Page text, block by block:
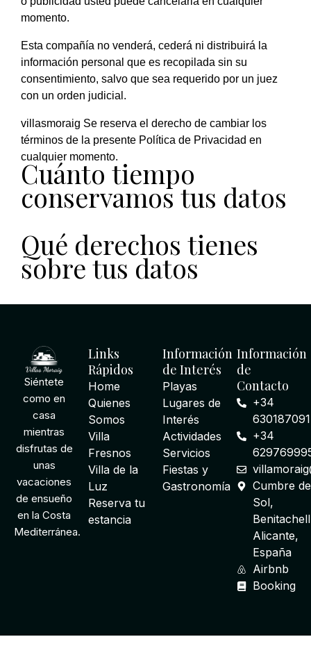
momento.
Esta compañía no venderá, cederá ni distribuirá la
información personal que es recopilada sin su
consentimiento, salvo que sea requerido por un juez
con un orden judicial.
villasmoraig Se reserva el derecho de cambiar los
términos de la presente Política de Privacidad en
cualquier momento.
Cuánto tiempo
conservamos tus datos
Qué derechos tienes
sobre tus datos
Siéntete
como en
casa
mientras
disfrutas de
unas
vacaciones
de ensueño
en la Costa
Mediterránea.
Links
Rápidos
Home
Quienes
Somos
Villa
Fresnos
Villa de la
Luz
Reserva tu
estancia
Información
de Interés
Playas
Lugares de
Interés
Actividades
Servicios
Fiestas y
Gastronomía
Información
de
Contacto
+34
630187091
+34
Cumbre
Sol,
Alicante,
España
Airbnb
Booking